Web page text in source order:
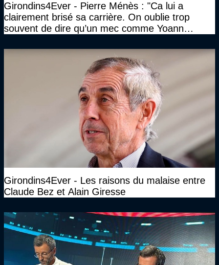
Girondins4Ever - Pierre Ménès : "Ca lui a
clairement brisé sa carrière. On oublie trop
souvent de dire qu’un mec comme Yoann
Girondins4Ever - Les raisons du malaise entre
Claude Bez et Alain Giresse